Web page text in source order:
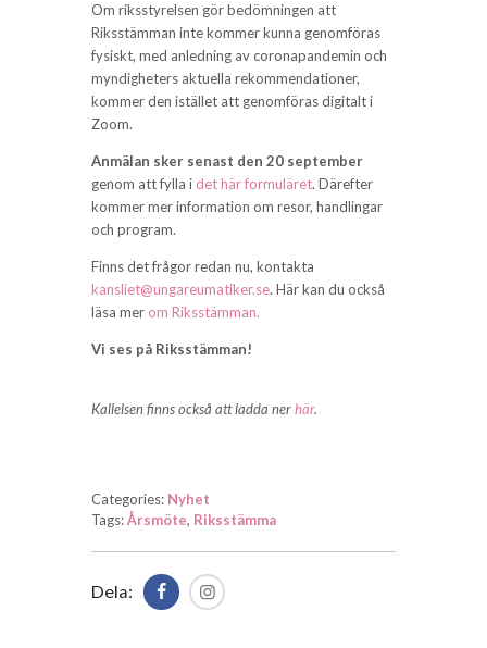
Om riksstyrelsen gör bedömningen att
Riksstämman inte kommer kunna genomföras
fysiskt, med anledning av coronapandemin och
myndigheters aktuella rekommendationer,
kommer den istället att genomföras digitalt i
Zoom.
Anmälan sker senast den 20 september
genom att fylla i det här formuläret. Därefter
kommer mer information om resor, handlingar
och program.
Finns det frågor redan nu, kontakta
kansliet@ungareumatiker.se. Här kan du också
läsa mer om Riksstämman.
Vi ses på Riksstämman!
Kallelsen finns också att ladda nerhär.
Categories: Nyhet
Tags:Årsmöte, Riksstämma
Dela: